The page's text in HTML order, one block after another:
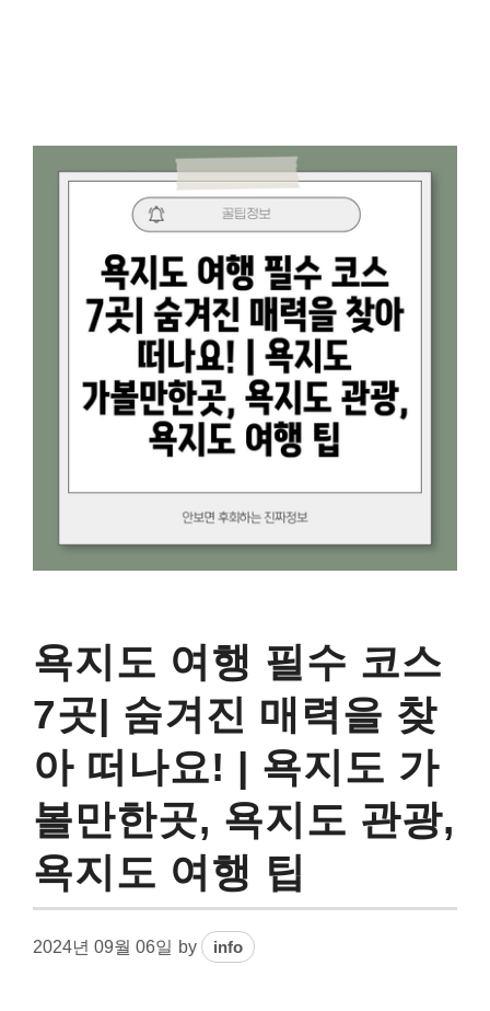
욕지도 여행 필수 코스
7곳| 숨겨진 매력을 찾
아 떠나요! | 욕지도 가
볼만한곳, 욕지도 관광,
욕지도 여행 팁
2024년 09월 06일 by info